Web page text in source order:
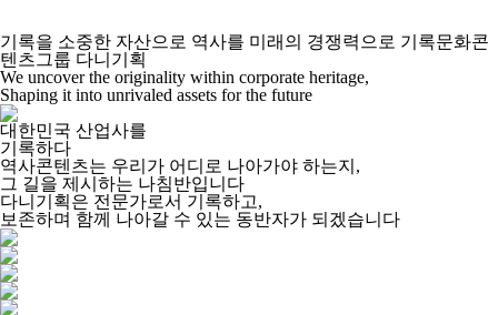
기록을 소중한 자산으로 역사를 미래의 경쟁력으로 기록문화콘
텐츠그룹 다니기획
We uncover the originality within corporate heritage,
Shaping it into unrivaled assets for the future
대한민국 산업사를
기록하다
역사콘텐츠는 우리가 어디로 나아가야 하는지,
그 길을 제시하는 나침반입니다
다니기획은 전문가로서 기록하고,
보존하며 함께 나아갈 수 있는 동반자가 되겠습니다